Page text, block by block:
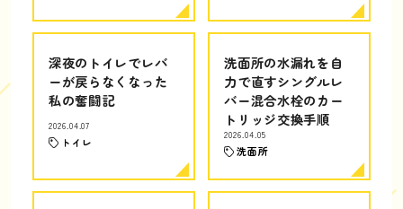
深夜のトイレでレバ
ーが戻らなくなった
私の奮闘記
2026.04.07
トイレ
洗面所の水漏れを自
力で直すシングルレ
バー混合水栓のカー
トリッジ交換手順
2026.04.05
洗面所